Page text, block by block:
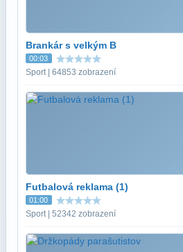
Brankár s velkým B
00:03
Sport | 64853 zobrazení
Futbalová reklama (1)
01:00
Sport | 52342 zobrazení